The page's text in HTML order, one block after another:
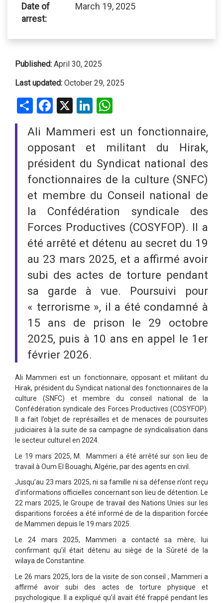
Date of
arrest:
March 19, 2025
Published: April 30, 2025
Last updated: October 29, 2025
ShareFacebookLinkedIn
Ali Mammeri est un fonctionnaire,
opposant et militant du Hirak,
président du Syndicat national des
fonctionnaires de la culture (SNFC)
et membre du Conseil national de
la Confédération syndicale des
Forces Productives (COSYFOP). Il a
été arrêté et détenu au secret du 19
au 23 mars 2025, et a affirmé avoir
subi des actes de torture pendant
sa garde à vue. Poursuivi pour
« terrorisme », il a été condamné à
15 ans de prison le 29 octobre
2025, puis à 10 ans en appel le 1er
février 2026.
Ali Mammeri est un fonctionnaire, opposant et militant du
Hirak, président du Syndicat national des fonctionnaires de la
culture (SNFC) et membre du conseil national de la
Confédération syndicale des Forces Productives (COSYFOP).
Il a fait l’objet de représailles et de menaces de poursuites
judiciaires à la suite de sa campagne de syndicalisation dans
le secteur culturel en 2024.
Le 19 mars 2025, M. Mammeri a été arrêté sur son lieu de
travail à Oum El Bouaghi, Algérie, par des agents en civil.
Jusqu’au 23 mars 2025, ni sa famille ni sa défense n’ont reçu
d’informations officielles concernant son lieu de détention. Le
22 mars 2025, le Groupe de travail des Nations Unies sur les
disparitions forcées a été informé de de la disparition forcée
de Mammeri depuis le 19 mars 2025.
Le 24 mars 2025, Mammeri a contacté sa mère, lui
confirmant qu'il était détenu au siège de la Sûreté de la
wilaya de Constantine.
Le 26 mars 2025, lors de la visite de son conseil , Mammeri a
affirmé avoir subi des actes de torture physique et
psychologique. Il a expliqué qu’il avait été frappé pendant les